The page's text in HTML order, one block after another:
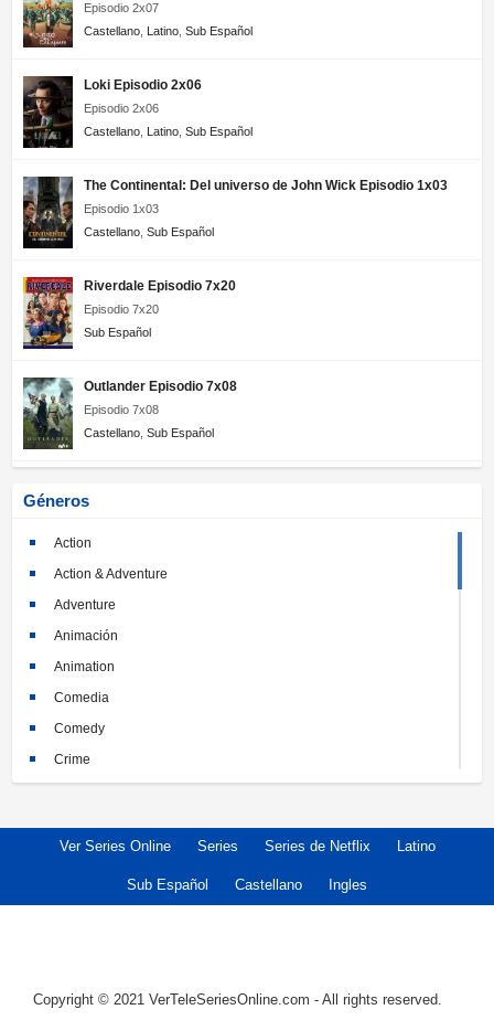
Episodio 2x07
Castellano Latino Sub Español
Loki Episodio 2x06
Episodio 2x06
Castellano Latino Sub Español
The Continental: Del universo de John Wick Episodio 1x03
Episodio 1x03
Castellano Sub Español
Riverdale Episodio 7x20
Episodio 7x20
Sub Español
Outlander Episodio 7x08
Episodio 7x08
Castellano Sub Español
Géneros
Action
Action & Adventure
Adventure
Animación
Animation
Comedia
Comedy
Crime
Documentary
Historia
Ver Series Online Series Series de Netflix Latino
Sub Español Castellano Ingles
Copyright © 2021 VerTeleSeriesOnline.com - All rights reserved.